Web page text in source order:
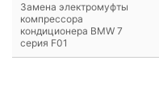
Замена электромуфты
компрессора
кондиционера BMW 7
серия F01